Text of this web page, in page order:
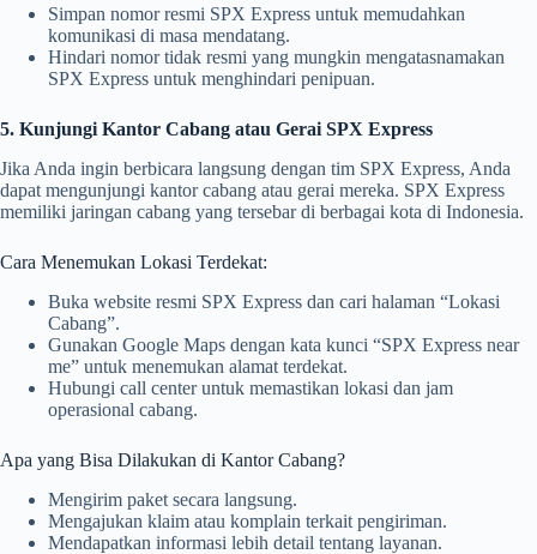
Simpan nomor resmi SPX Express untuk memudahkan
komunikasi di masa mendatang.
Hindari nomor tidak resmi yang mungkin mengatasnamakan
SPX Express untuk menghindari penipuan.
5. Kunjungi Kantor Cabang atau Gerai SPX Express
Jika Anda ingin berbicara langsung dengan tim SPX Express, Anda
dapat mengunjungi kantor cabang atau gerai mereka. SPX Express
memiliki jaringan cabang yang tersebar di berbagai kota di Indonesia.
Cara Menemukan Lokasi Terdekat:
Buka website resmi SPX Express dan cari halaman “Lokasi
Cabang”.
Gunakan Google Maps dengan kata kunci “SPX Express near
me” untuk menemukan alamat terdekat.
Hubungi call center untuk memastikan lokasi dan jam
operasional cabang.
Apa yang Bisa Dilakukan di Kantor Cabang?
Mengirim paket secara langsung.
Mengajukan klaim atau komplain terkait pengiriman.
Mendapatkan informasi lebih detail tentang layanan.